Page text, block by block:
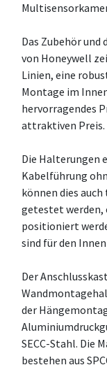
Das Zubehör
von Honeywell
Linien, eine
Montage im
hervorragendes
attraktiven Preis.
Die Halterungen
Kabelführung
können dies
getestet werden,
positioniert
sind für den
Der
der
SECC-Stahl. Die
bestehen aus